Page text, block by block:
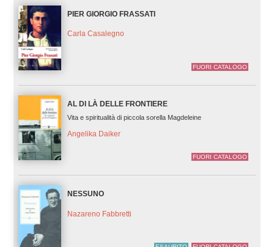
PIER GIORGIO FRASSATI
Carla Casalegno
FUORI CATALOGO
AL DI LÀ DELLE FRONTIERE
Vita e spiritualità di piccola sorella Magdeleine
Angelika Daiker
FUORI CATALOGO
NESSUNO
Nazareno Fabbretti